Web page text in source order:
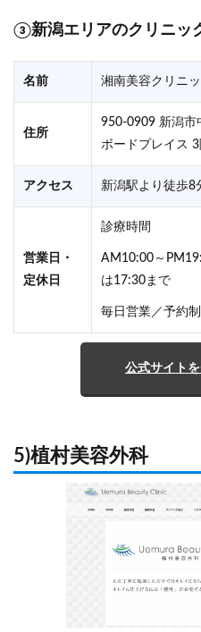
③新潟エリアのクリニッ
名前 湘南美容クリニ
住所
950-0909 新潟市
ボードプレイス
アクセス 新潟駅より徒歩8
営業日・
定休日
診療時間
AM10:00～
は17:30まで
毎日営業／予約制
公式サイト
5)植村美容外科